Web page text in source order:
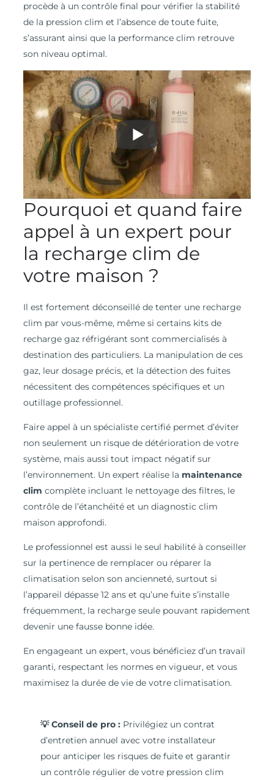
procède à un contrôle final pour vérifier la stabilité
de la pression clim et l’absence de toute fuite,
s’assurant ainsi que la performance clim retrouve
son niveau optimal.
Pourquoi et quand faire
appel à un expert pour
la recharge clim de
votre maison ?
Il est fortement déconseillé de tenter une recharge
clim par vous-même, même si certains kits de
recharge gaz réfrigérant sont commercialisés à
destination des particuliers. La manipulation de ces
gaz, leur dosage précis, et la détection des fuites
nécessitent des compétences spécifiques et un
outillage professionnel.
Faire appel à un spécialiste certifié permet d’éviter
non seulement un risque de détérioration de votre
système, mais aussi tout impact négatif sur
l’environnement. Un expert réalise la maintenance
clim complète incluant le nettoyage des filtres, le
contrôle de l’étanchéité et un diagnostic clim
maison approfondi.
Le professionnel est aussi le seul habilité à conseiller
sur la pertinence de remplacer ou réparer la
climatisation selon son ancienneté, surtout si
l’appareil dépasse 12 ans et qu’une fuite s’installe
fréquemment, la recharge seule pouvant rapidement
devenir une fausse bonne idée.
En engageant un expert, vous bénéficiez d’un travail
garanti, respectant les normes en vigueur, et vous
maximisez la durée de vie de votre climatisation.
💡 Conseil de pro : Privilégiez un contrat
d’entretien annuel avec votre installateur
pour anticiper les risques de fuite et garantir
un contrôle régulier de votre pression clim